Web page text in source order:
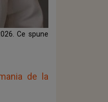
Ce spune
de la